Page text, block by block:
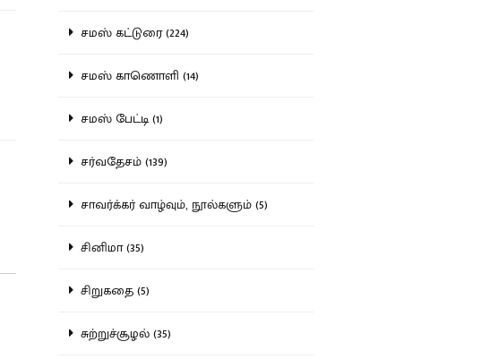
சமஸ் கட்டுரை (224)
சமஸ் காணொளி (14)
சமஸ் பேட்டி (1)
சர்வதேசம் (139)
சாவர்க்கர் வாழ்வும், நூல்களும் (5)
சினிமா (35)
சிறுகதை (5)
சுற்றுச்சூழல் (35)